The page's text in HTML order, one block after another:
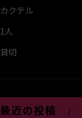
カクテル
1人
貸切
最近の投稿